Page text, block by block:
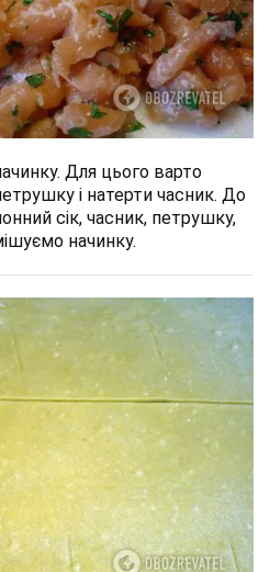
Для цього варто
і натерти часник. До
сік, часник, петрушку,
начинку.